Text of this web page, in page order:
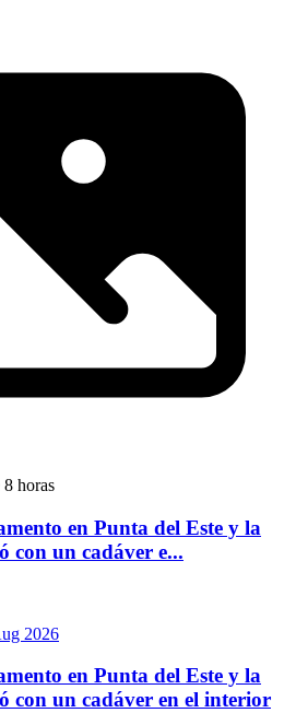
8 horas
en Punta del Este y la
con un cadáver e...
2026
en Punta del Este y la
con un cadáver en el interior